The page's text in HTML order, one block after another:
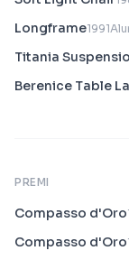
Longframe1991
Titania
Berenice Table
PREMI
Compasso d'Oro
Compasso d'Oro